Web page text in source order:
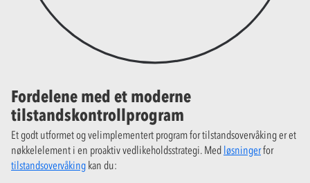
Fordelene med et moderne
tilstandskontrollprogram
Et godt utformet og velimplementert program for tilstandsovervåking er et
nøkkelelement i en proaktiv vedlikeholdsstrategi. Med løsningerfor
tilstandsovervåking kan du: